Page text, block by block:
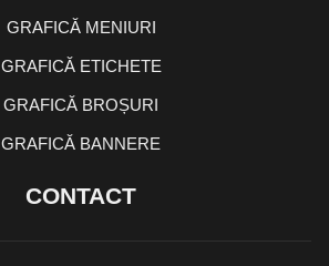
GRAFICĂ MENIURI
GRAFICĂ ETICHETE
GRAFICĂ BROȘURI
GRAFICĂ BANNERE
CONTACT